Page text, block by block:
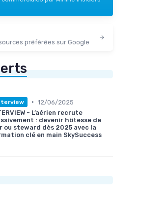
préférées sur Google
• 12/06/2025
- L’aérien recrute
: devenir hôtesse de
ou steward dès 2025 avec la
clé en main SkySuccess